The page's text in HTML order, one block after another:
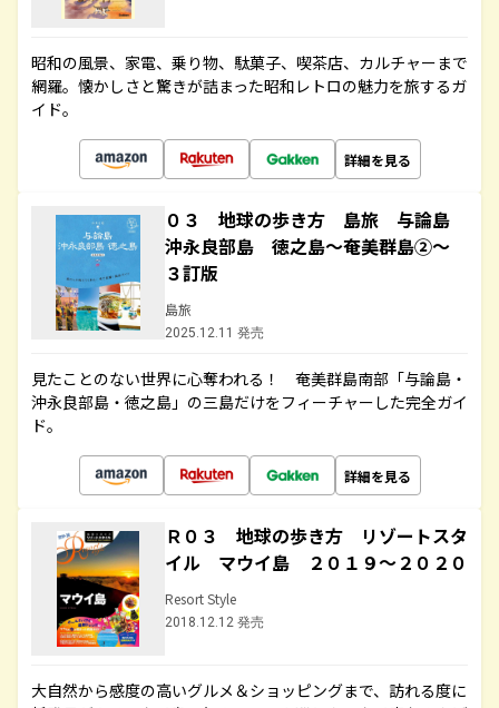
昭和の風景、家電、乗り物、駄菓子、喫茶店、カルチャーまで
網羅。懐かしさと驚きが詰まった昭和レトロの魅力を旅するガ
イド。
詳細を見る
０３ 地球の歩き方 島旅 与論島
沖永良部島 徳之島～奄美群島②～
３訂版
島旅
2025.12.11 発売
見たことのない世界に心奪われる！ 奄美群島南部「与論島・
沖永良部島・徳之島」の三島だけをフィーチャーした完全ガイ
ド。
詳細を見る
Ｒ０３ 地球の歩き方 リゾートスタ
イル マウイ島 ２０１９～２０２０
Resort Style
2018.12.12 発売
大自然から感度の高いグルメ＆ショッピングまで、訪れる度に